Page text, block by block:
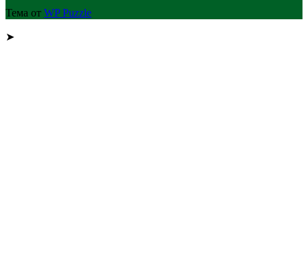
Тема от WP Puzzle
➤